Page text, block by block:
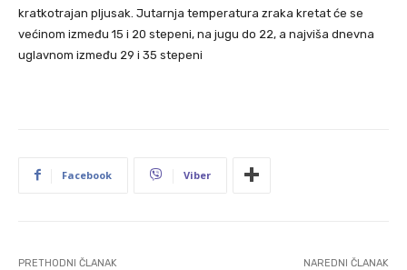
kratkotrajan pljusak. Jutarnja temperatura zraka kretat će se
većinom između 15 i 20 stepeni, na jugu do 22, a najviša dnevna
uglavnom između 29 i 35 stepeni
Facebook Viber
PRETHODNI ČLANAK NAREDNI ČLANAK